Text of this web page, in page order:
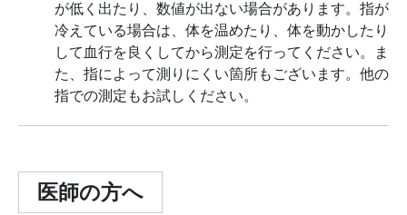
が低く出たり、数値が出ない場合があります。指が
冷えている場合は、体を温めたり、体を動かしたり
して血行を良くしてから測定を行ってください。ま
た、指によって測りにくい箇所もございます。他の
指での測定もお試しください。
医師の方へ